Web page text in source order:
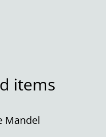
items
Mandel